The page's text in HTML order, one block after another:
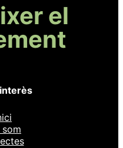
el
som